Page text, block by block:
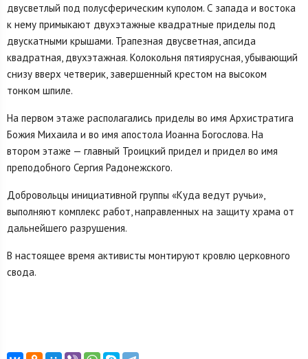
двусветлый под полусферическим куполом. С запада и востока
к нему примыкают двухэтажные квадратные приделы под
двускатными крышами. Трапезная двусветная, апсида
квадратная, двухэтажная. Колокольня пятиярусная, убывающий
снизу вверх четверик, завершенный крестом на высоком
тонком шпиле.
На первом этаже располагались приделы во имя Архистратига
Божия Михаила и во имя апостола Иоанна Богослова. На
втором этаже — главный Троицкий придел и придел во имя
преподобного Сергия Радонежского.
Добровольцы инициативной группы «Куда ведут ручьи»,
выполняют комплекс работ, направленных на защиту храма от
дальнейшего разрушения.
В настоящее время активисты монтируют кровлю церковного
свода.